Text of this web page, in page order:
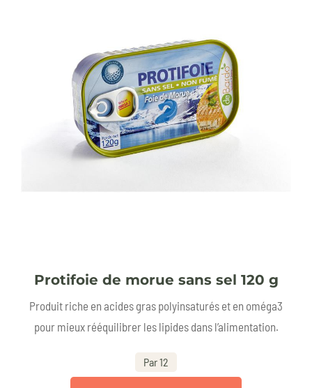
Protifoie de morue sans sel 120 g
Produit riche en acides gras polyinsaturés et en oméga3
pour mieux rééquilibrer les lipides dans l’alimentation.
Par 12